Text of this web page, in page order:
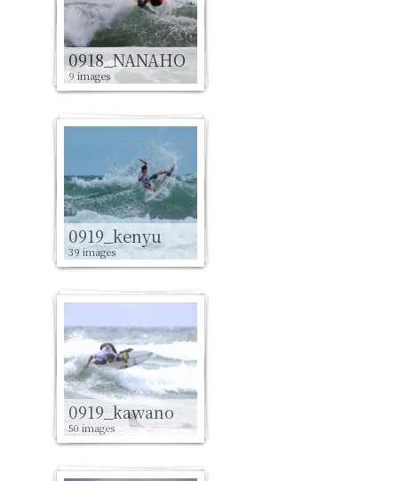
0918_NANAHO
9 images
0919_kenyu
39 images
0919_kawano
50 images